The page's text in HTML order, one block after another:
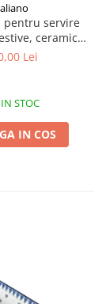
pentru servire
ceramica
manual,
Lei
IN STOC
IN COS